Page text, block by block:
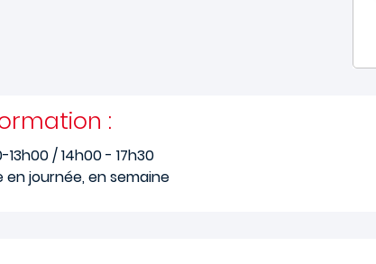
:
/ 14h00 - 17h30
en journée, en semaine